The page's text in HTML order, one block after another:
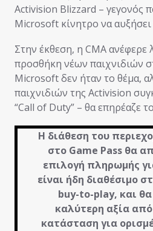
Activision Blizzard – γεγονός
Microsoft κίνητρο να αυξήσει
Στην έκθεση, η CMA ανέφερε
προσθήκη νέων παιχνιδιών
Microsoft δεν ήταν το θέμα,
παιχνιδιών της Activision
“Call of Duty” – θα επηρέαζε
Η διάθεση του
στο Game Pass θα
επιλογή πληρωμής
είναι ήδη διαθέσιμο
buy-to-play, και
καλύτερη αξία
κατάσταση για